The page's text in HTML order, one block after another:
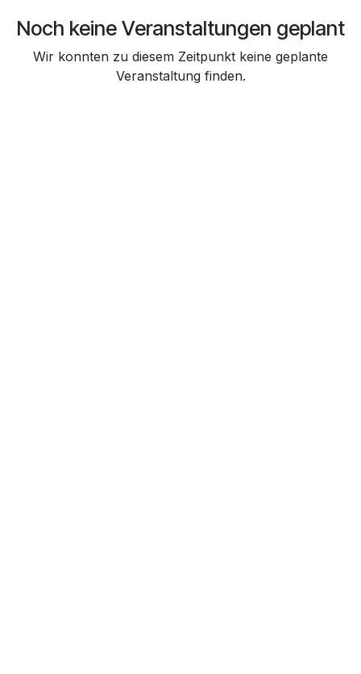
Noch keine Veranstaltungen geplant
Wir konnten zu diesem Zeitpunkt keine geplante
Veranstaltung finden.